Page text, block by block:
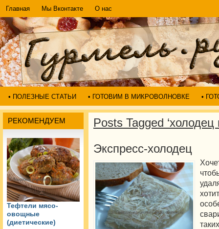
Главная Мы Вконтакте О нас
• ПОЛЕЗНЫЕ СТАТЬИ • ГОТОВИМ В МИКРОВОЛНОВКЕ •
РЕКОМЕНДУЕМ
Тефтели мясо-
овощные
(диетические)
Posts Tagged ‘холодец
Экспресс-холодец